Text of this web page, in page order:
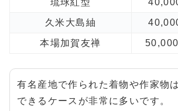
久米大島紬
本場加賀友禅
有名産地で作られた着物や作家物
できるケースが非常に多いです。